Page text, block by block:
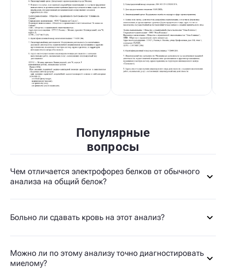
Популярные
вопросы
Чем отличается электрофорез белков от обычного
анализа на общий белок?
Больно ли сдавать кровь на этот анализ?
Можно ли по этому анализу точно диагностировать
миелому?